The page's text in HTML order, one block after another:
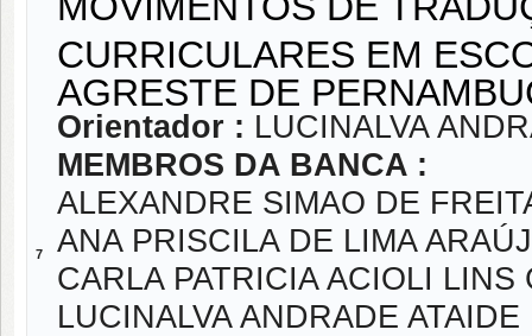
7
CURRICULARES EM
AGRESTE DE
Orientador : LUCINALVA
MEMBROS DA BANCA :
ALEXANDRE SIMAO DE
ANA PRISCILA DE LIMA
CARLA PATRICIA ACIOLI LINS
LUCINALVA ANDRADE